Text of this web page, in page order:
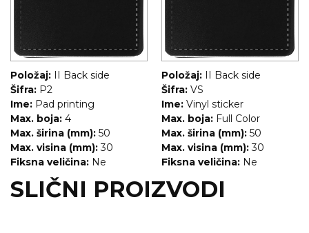
Položaj: II Back side
Šifra: P2
Ime: Pad printing
Max. boja: 4
Max. širina (mm): 50
Max. visina (mm): 30
Fiksna veličina: Ne
Položaj: II Back side
Šifra: VS
Ime: Vinyl sticker
Max. boja: Full Color
Max. širina (mm): 50
Max. visina (mm): 30
Fiksna veličina: Ne
SLIČNI PROIZVODI